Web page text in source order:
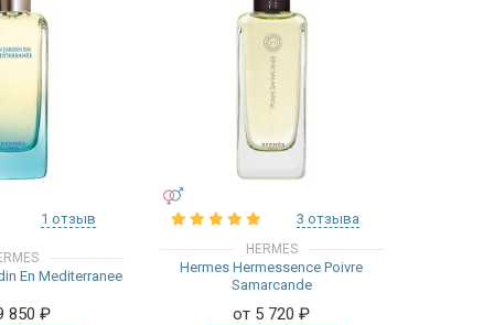
1 отзыв
En Mediterranee
850₽
3 отзыва
HERMES
Hermes Hermessence Poivre
Samarcande
от 5 720₽